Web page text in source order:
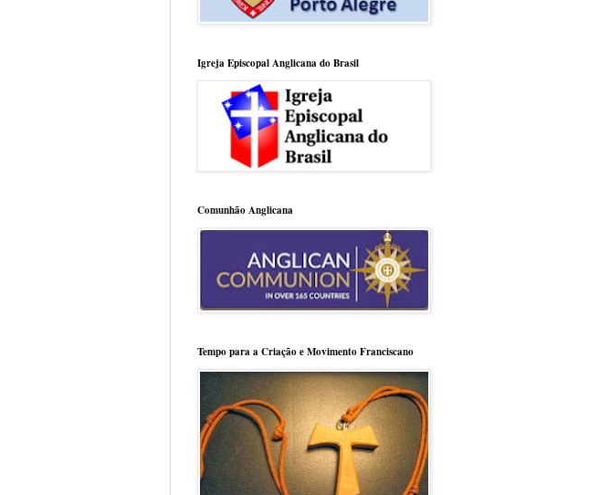
Igreja Episcopal Anglicana do Brasil
Comunhão Anglicana
Tempo para a Criação e Movimento Franciscano